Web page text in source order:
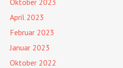
April 2023
Februar 2023
Januar 2023
Oktober 2022